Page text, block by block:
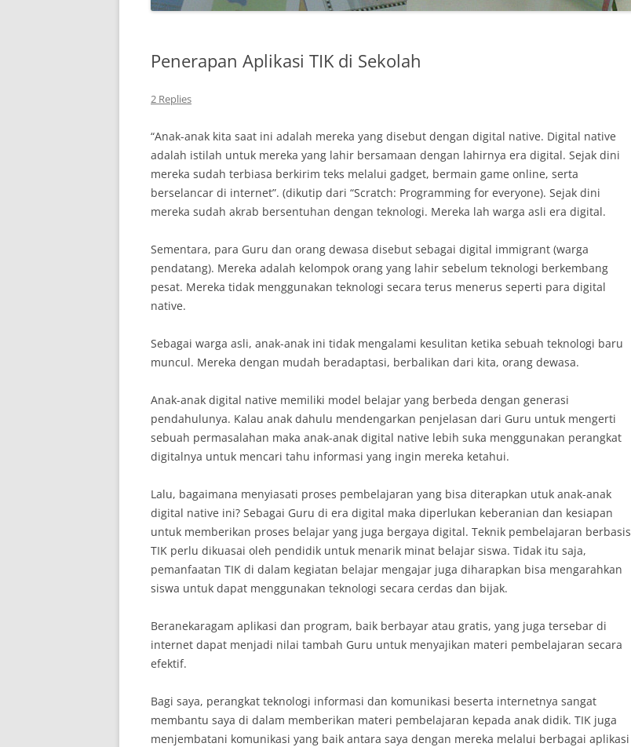
Penerapan Aplikasi TIK di Sekolah
2 Replies
“Anak-anak kita saat ini adalah mereka yang disebut dengan digital native. Digital native
adalah istilah untuk mereka yang lahir bersamaan dengan lahirnya era digital. Sejak dini
mereka sudah terbiasa berkirim teks melalui gadget, bermain game online, serta
berselancar di internet”. (dikutip dari “Scratch: Programming for everyone). Sejak dini
mereka sudah akrab bersentuhan dengan teknologi. Mereka lah warga asli era digital.
Sementara, para Guru dan orang dewasa disebut sebagai digital immigrant (warga
pendatang). Mereka adalah kelompok orang yang lahir sebelum teknologi berkembang
pesat. Mereka tidak menggunakan teknologi secara terus menerus seperti para digital
native.
Sebagai warga asli, anak-anak ini tidak mengalami kesulitan ketika sebuah teknologi baru
muncul. Mereka dengan mudah beradaptasi, berbalikan dari kita, orang dewasa.
Anak-anak digital native memiliki model belajar yang berbeda dengan generasi
pendahulunya. Kalau anak dahulu mendengarkan penjelasan dari Guru untuk mengerti
sebuah permasalahan maka anak-anak digital native lebih suka menggunakan perangkat
digitalnya untuk mencari tahu informasi yang ingin mereka ketahui.
Lalu, bagaimana menyiasati proses pembelajaran yang bisa diterapkan utuk anak-anak
digital native ini? Sebagai Guru di era digital maka diperlukan keberanian dan kesiapan
untuk memberikan proses belajar yang juga bergaya digital. Teknik pembelajaran berbasis
TIK perlu dikuasai oleh pendidik untuk menarik minat belajar siswa. Tidak itu saja,
pemanfaatan TIK di dalam kegiatan belajar mengajar juga diharapkan bisa mengarahkan
siswa untuk dapat menggunakan teknologi secara cerdas dan bijak.
Beranekaragam aplikasi dan program, baik berbayar atau gratis, yang juga tersebar di
internet dapat menjadi nilai tambah Guru untuk menyajikan materi pembelajaran secara
efektif.
Bagi saya, perangkat teknologi informasi dan komunikasi beserta internetnya sangat
membantu saya di dalam memberikan materi pembelajaran kepada anak didik. TIK juga
menjembatani komunikasi yang baik antara saya dengan mereka melalui berbagai aplikasi